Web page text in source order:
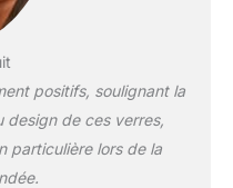
100 % sans
de vos boissons
préférées en
toute sécurité.
Brillance et
élégance des
verres à pied en
positifs, soulignant la
design de ces verres,
particulière lors de la